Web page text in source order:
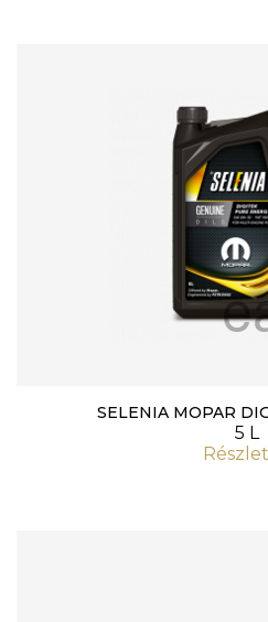
SELENIA MOPAR
5 L